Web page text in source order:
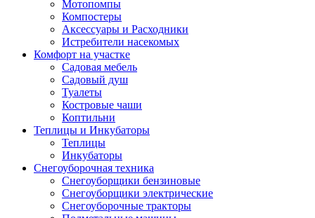
Мотопомпы
Компостеры
Аксессуары и Расходники
Истребители насекомых
Комфорт на участке
Садовая мебель
Садовый душ
Туалеты
Костровые чаши
Коптильни
Теплицы и Инкубаторы
Теплицы
Инкубаторы
Снегоуборочная техника
Снегоуборщики бензиновые
Снегоуборщики электрические
Снегоуборочные тракторы